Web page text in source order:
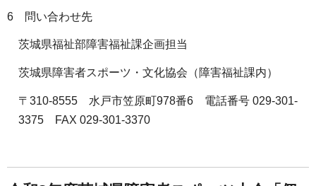
6 問い合わせ先
茨城県福祉部障害福祉課企画担当
茨城県障害者スポーツ・文化協会（障害福祉課内）
〒310-8555 水戸市笠原町978番6 電話番号 029-301-
3375 FAX 029-301-3370